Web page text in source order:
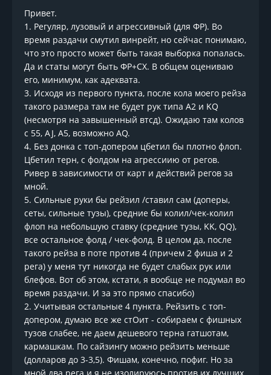
Привет.
1. Регуляр, лузовый и агрессивный (для ФР). Во
время раздачи смутил винрейт, но сейчас понимаю,
что это просто может быть такая выборка попалась.
Да и статы могут быть ФР+СХ. В общем оцениваю
его, минимум, как адеквата.
3. Исходя из первого пункта, после кола моего рейза
такого размера там не будет рук типа А2 и KQ
(несмотря на завышенный втсд). Ожидаю там колов
с 55, AJ, A5, возможно AQ.
4. Без донка с топ-допером цбетил бы плотно флоп.
Цбетил терн, с фолдом на агрессиию от регов.
Ривер в зависимости от карт и действий регов за
мной.
5. Сильные руки бы рейзил /ставил сам (доперы,
сеты, сильные тузы), средние бы колил/чек-колил
флоп на небольшую ставку (средние тузы, KK, QQ),
все остальное фолд / чек-фолд. В целом да, после
такого рейза в поте против 4 (причем 2 фиша и 2
рега) у меня тут никогда не будет слабых рук или
блефов. Вот об этом, кстати, я вообще не подумал во
время раздачи. И за это прямо спасибо)
2. Учитывая остальные 4 пункта. Рейзить с топ-
допером, думаю все же стОит - собираем с фишных
тузов слабее, не даем дешевого терна гатшотам,
кармашкам. По сайзингу можно рейзить меньше
(долларов до 3-3,5). Фишам, конечно, пофиг. Но за